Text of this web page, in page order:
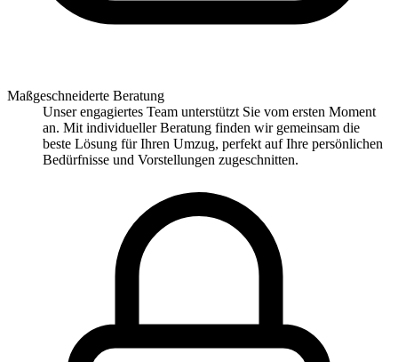
Maßgeschneiderte Beratung
Unser engagiertes Team unterstützt Sie vom ersten Moment
an. Mit individueller Beratung finden wir gemeinsam die
beste Lösung für Ihren Umzug, perfekt auf Ihre persönlichen
Bedürfnisse und Vorstellungen zugeschnitten.